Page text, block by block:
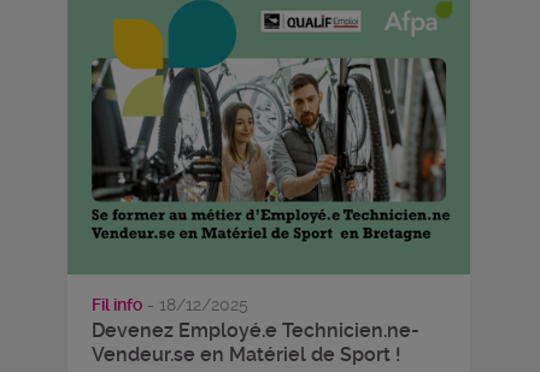
Fil info - 18/12/2025
Devenez Employé.e Technicien.ne-
Vendeur.se en Matériel de Sport !